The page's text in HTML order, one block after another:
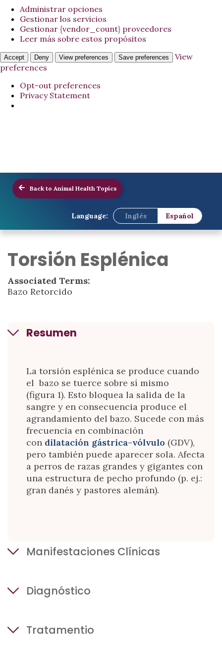
Administrar opciones
Gestionar los servicios
Gestionar {vendor_count} proveedores
Leer más sobre estos propósitos
Accept Deny View preferences Save preferences
View
preferences
Opt-out preferences
Privacy Statement
Back to Animal Health Topics
Language: Inglés Español
Torsión Esplénica
Associated Terms:
Bazo Retorcido
Resumen
La torsión esplénica se produce cuando
el bazo se tuerce sobre sí mismo
(figura 1). Esto bloquea la salida de la
sangre y en consecuencia produce el
agrandamiento del bazo. Sucede con más
frecuencia en combinación
con dilatación gástrica-vólvulo (GDV),
pero también puede aparecer sola. Afecta
a perros de razas grandes y gigantes con
una estructura de pecho profundo (p. ej.:
gran danés y pastores alemán).
Manifestaciones Clínicas
enfermedad aguda (repentina) que se
específicos, como:
Diagnóstico
Las radiografías y sonogrofia del
Tratamentio